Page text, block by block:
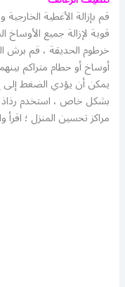
قم بإزالة الأغطية
قوية لإزالة جميع
خرطوم الحديقة ، قم برش
أوساخ أو حطام متراكم
يمكن أن يؤدي الضغط إلى
بشكل خاص ، استخدم رذاذ
مراكز تحسين المنزل ؛